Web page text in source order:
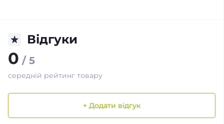
Відгуки
0 / 5
середній рейтинг товару
+ Додати відгук